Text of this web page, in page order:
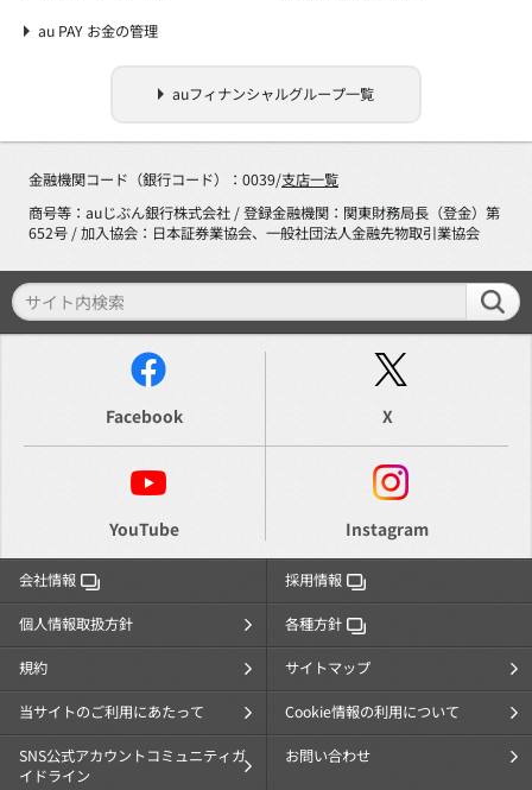
au PAY お金の管理
auフィナンシャルグループ一覧
金融機関コード（銀行コード）：0039/支店一覧
商号等：auじぶん銀行株式会社 / 登録金融機関：関東財務局長（登金）第
652号 / 加入協会：日本証券業協会、一般社団法人金融先物取引業協会
Facebook X
YouTube Instagram
会社情報 採用情報
個人情報取扱方針 各種方針
規約 サイトマップ
当サイトのご利用にあたって Cookie情報の利用について
SNS公式アカウントコミュニティガ
イドライン
お問い合わせ